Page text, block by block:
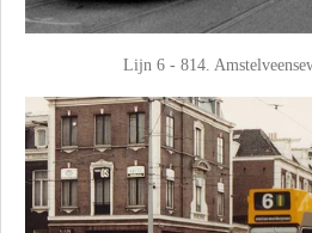
Lijn 6 - 814.